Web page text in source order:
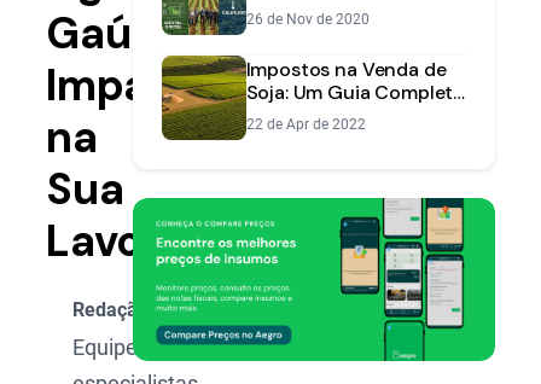
Gaúcho:
Impacto
na
Sua
Lavoura
Redação Aegro
Equipe de
Produtividade Agrícola
na sua Fazenda
26 de Nov de 2020
Impostos na Venda de
Soja: Um Guia Completo
para o Produtor Rural
22 de Apr de 2022